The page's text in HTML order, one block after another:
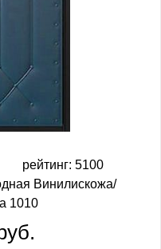
рейтинг: 5100
Винилискожа/
1010